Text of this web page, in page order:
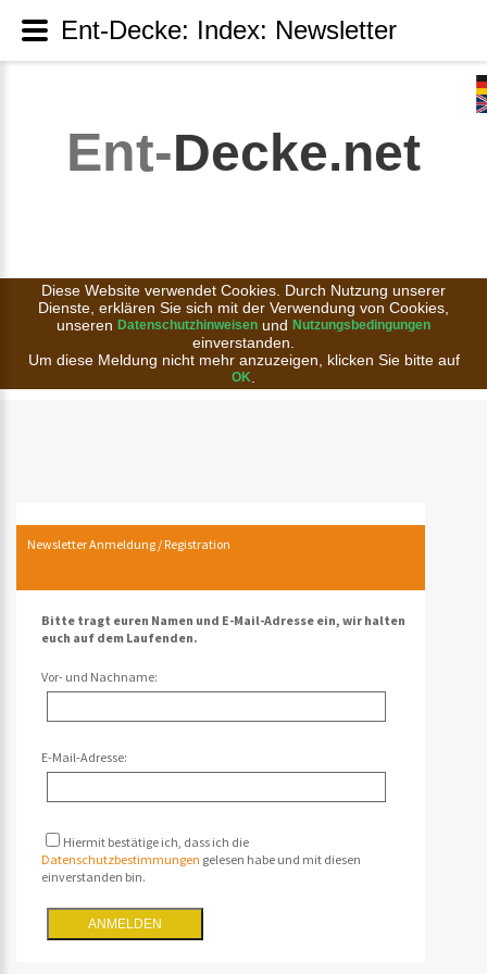
Ent-Decke.net
Diese Website verwendet Cookies. Durch Nutzung unserer
Dienste, erklären Sie sich mit der Verwendung von Cookies,
unseren Datenschutzhinweisen und Nutzungsbedingungen
einverstanden.
Um diese Meldung nicht mehr anzuzeigen, klicken Sie bitte auf
OK
Newsletter Anmeldung / Registration
Bitte tragt euren Namen und E-Mail-Adresse ein, wir halten
euch auf dem Laufenden.
Vor- und Nachname:
E-Mail-Adresse:
Hiermit bestätige ich, dass ich die
Datenschutzbestimmungen gelesen habe und mit diesen
einverstanden bin.
Ent-Decke: Index: Newsletter